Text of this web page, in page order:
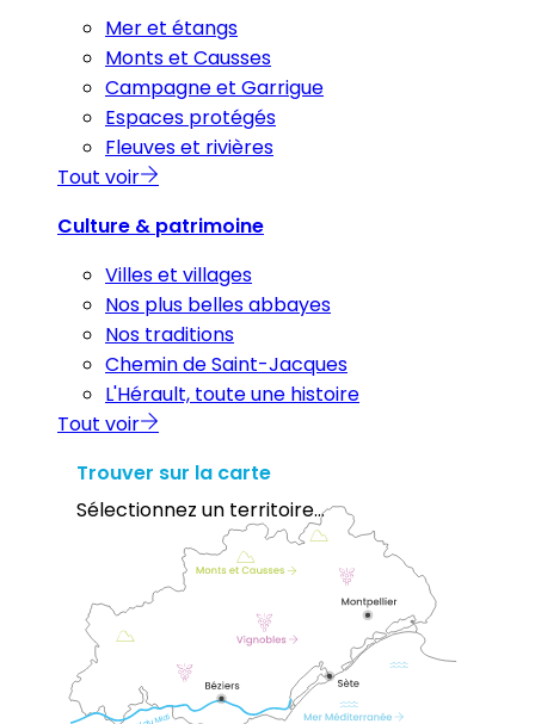
Mer et étangs
Monts et Causses
Campagne et Garrigue
Espaces protégés
Fleuves et rivières
Tout voir
Culture & patrimoine
Villes et villages
Nos plus belles abbayes
Nos traditions
Chemin de Saint-Jacques
L'Hérault, toute une histoire
Tout voir
Trouver sur la carte
Sélectionnez un territoire...